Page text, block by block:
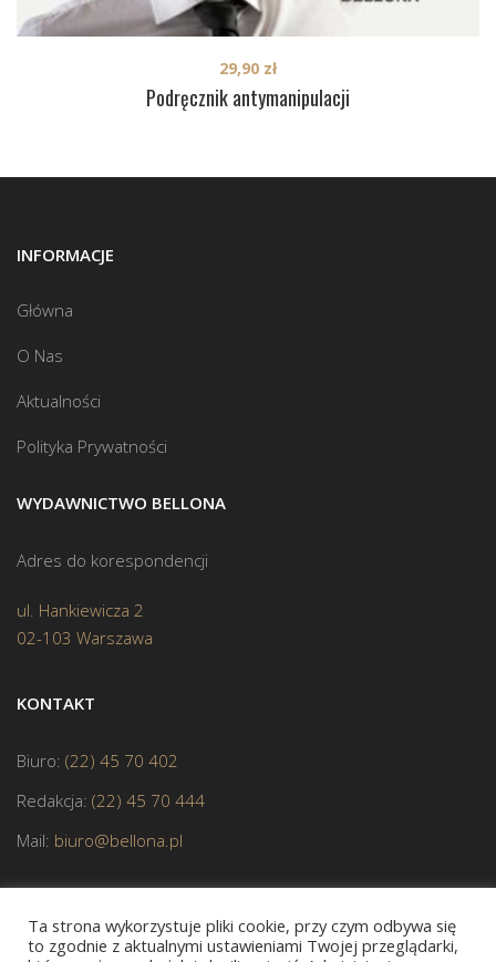
Podręcznik antymanipulacji
29,90 zł
INFORMACJE
Główna
O Nas
Aktualności
Polityka Prywatności
WYDAWNICTWO BELLONA
Adres do korespondencji
ul. Hankiewicza 2
02-103 Warszawa
KONTAKT
Biuro: (22) 45 70 402
Redakcja: (22) 45 70 444
Mail: biuro@bellona.pl
Ta strona wykorzystuje pliki cookie, przy czym odbywa się
to zgodnie z aktualnymi ustawieniami Twojej przeglądarki,